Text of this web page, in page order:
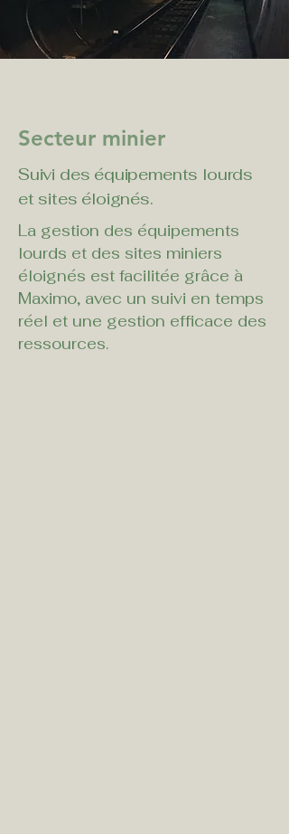
Secteur minier
Suivi des équipements lourds
et sites éloignés.
La gestion des équipements
lourds et des sites miniers
éloignés est facilitée grâce à
Maximo, avec un suivi en temps
réel et une gestion efficace des
ressources.